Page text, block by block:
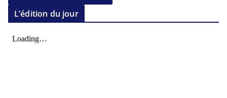
L’édition du jour